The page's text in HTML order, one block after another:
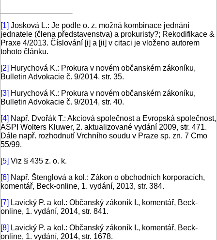
[1] Josková L.: Je podle o. z. možná kombinace jednání
jednatele (člena představenstva) a prokuristy?; Rekodifikace &
Praxe 4/2013. Číslování [i] a [ii] v citaci je vloženo autorem
tohoto článku.
[2] Hurychová K.: Prokura v novém občanském zákoníku,
Bulletin Advokacie č. 9/2014, str. 35.
[3] Hurychová K.: Prokura v novém občanském zákoníku,
Bulletin Advokacie č. 9/2014, str. 40.
[4] Např. Dvořák T.: Akciová společnost a Evropská společnost,
ASPI Wolters Kluwer, 2. aktualizované vydání 2009, str. 471.
Dále např. rozhodnutí Vrchního soudu v Praze sp. zn. 7 Cmo
55/99.
[5] Viz § 435 z. o. k.
[6] Např. Štenglová a kol.: Zákon o obchodních korporacích,
komentář, Beck-online, 1. vydání, 2013, str. 384.
[7] Lavický P. a kol.: Občanský zákoník I., komentář, Beck-
online, 1. vydání, 2014, str. 841.
[8] Lavický P. a kol.: Občanský zákoník I., komentář, Beck-
online, 1. vydání, 2014, str. 1678.